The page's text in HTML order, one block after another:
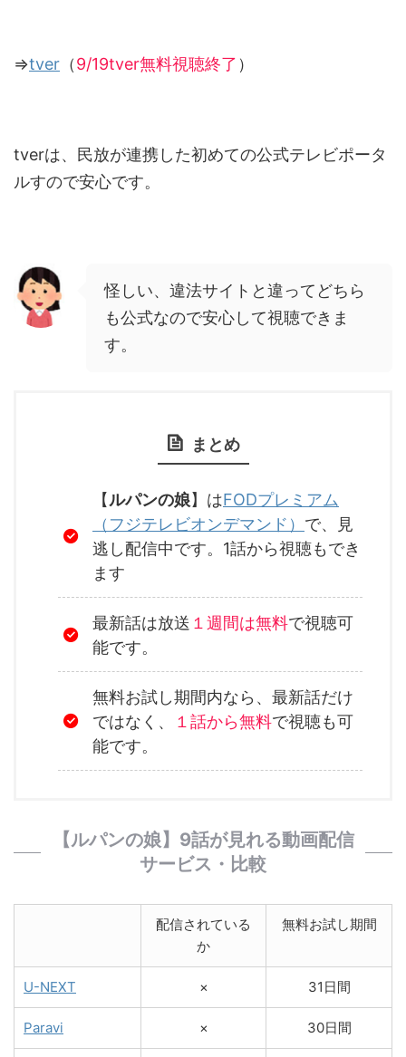
⇒tver （9/19tver無料視聴終了 ）
tverは、民放が連携した初めての公式テレビポータ
ルすので安心です。
怪しい、違法サイトと違ってどちら
も公式なので安心して視聴できま
す。
まとめ
【ルパンの娘】はFODプレミアム
（フジテレビオンデマンド） で、見
逃し配信中です。1話から視聴もでき
ます
最新話は放送 １週間は無料で視聴可
能です。
無料お試し期間内なら、最新話だけ
ではなく、
１話から無料で視聴も可
能です。
【ルパンの娘】9話が見れる動画配信
サービス・比較
配信されている
か
無料お試し期間
U-NEXT × 31日間
Paravi × 30日間